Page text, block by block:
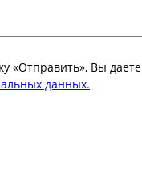
«Отправить», Вы даете
данных.